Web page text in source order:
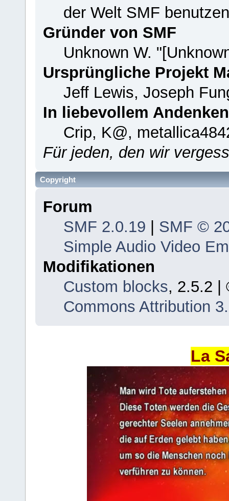
der Welt SMF
Gründer von SMF
Unknown W.
Ursprüngliche Projekt
Jeff Lewis, Joseph
In liebevollem
Crip, K@,
Für jeden, den wir
Copyright
Forum
SMF 2.0.19
SMF ©
Simple Audio Video
Modifikationen
Custom blocks, 2.5.2 |
Commons Attribution
La